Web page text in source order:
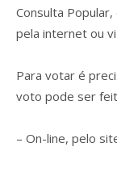
Consulta
pela internet ou
Para votar é
voto pode ser
– On-line, pelo